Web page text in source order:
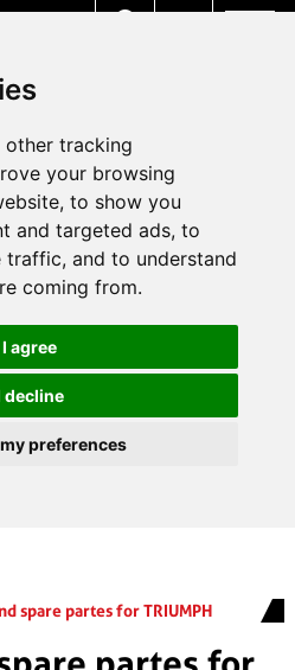
other tracking
your browsing
to show you
and targeted ads, to
traffic, and to understand
coming from.
I agree
decline
preferences
spare partes for TRIUMPH